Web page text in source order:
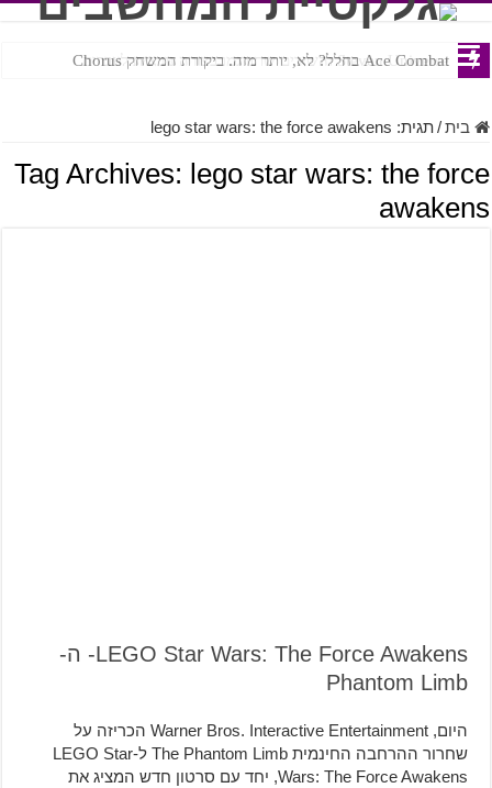
Ace Combat בחלל? לא, יותר מזה. ביקורת המשחק Chorus
Steven Universe והשירים שתורגמו בצורה נוראית לעברית
בית/תגית: lego star wars: the force awakens
Tag Archives: lego star wars: the force
awakens
LEGO Star Wars: The Force Awakens- ה-
Phantom Limb
היום, Warner Bros. Interactive Entertainment הכריזה על
שחרור ההרחבה החינמית The Phantom Limb ל-LEGO Star
Wars: The Force Awakens, יחד עם סרטון חדש המציג את